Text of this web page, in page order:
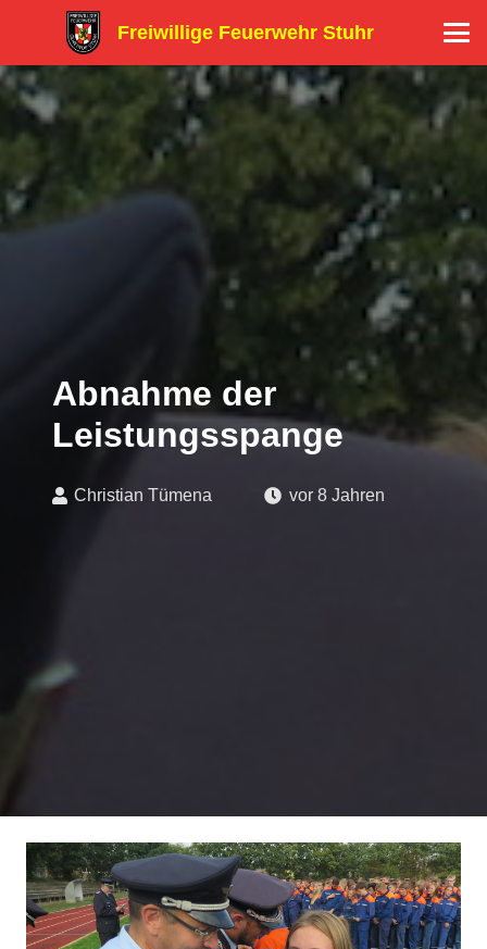
Freiwillige Feuerwehr Stuhr
Abnahme der
Leistungsspange
Christian Tümena vor 8 Jahren